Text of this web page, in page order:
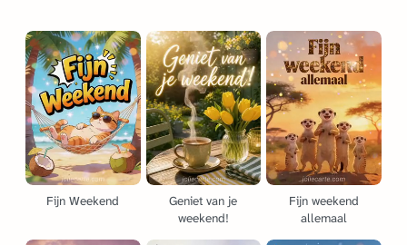
Fijn Weekend
Geniet van je
weekend!
Fijn weekend
allemaal